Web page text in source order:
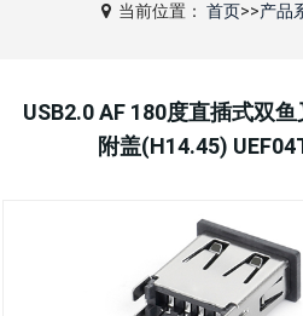
当前位置：首页>>产品
USB2.0 AF 180度直插式双
附盖(H14.45)